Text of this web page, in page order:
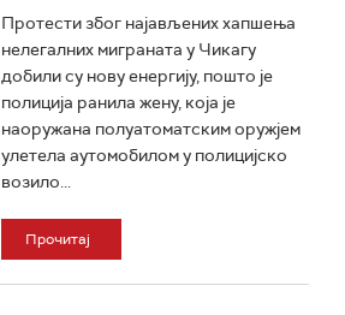
Протести због најављених хапшења
нелегалних миграната у Чикагу
добили су нову енергију, пошто је
полиција ранила жену, која је
наоружана полуатоматским оружјем
улетела аутомобилом у полицијско
возило...
Прочитај